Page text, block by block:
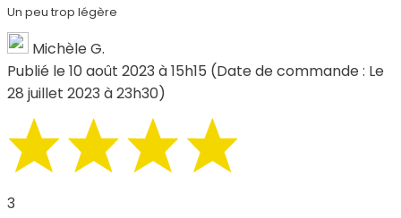
Un peu trop légère
Michèle G.
Publié le 10 août 2023 à 15h15 (Date de commande : Le
28 juillet 2023 à 23h30)
3